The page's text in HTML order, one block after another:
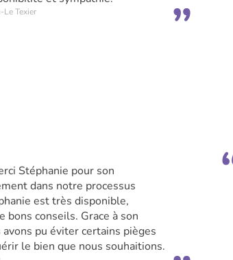
Texier
Stéphanie pour son
dans notre processus
est très disponible,
bons conseils. Grace à son
avons pu éviter certains pièges
le bien que nous souhaitions.